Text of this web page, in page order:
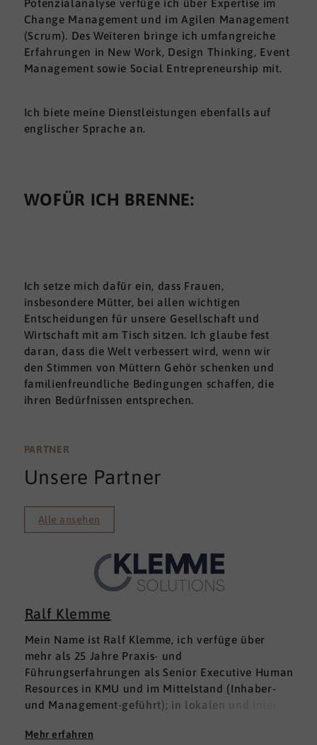
Potenzialanalyse verfüge ich über Expertise im
Change Management und im Agilen Management
(Scrum). Des Weiteren bringe ich umfangreiche
Erfahrungen in New Work, Design Thinking, Event
Management sowie Social Entrepreneurship mit.
Ich biete meine Dienstleistungen ebenfalls auf
englischer Sprache an.
WOFÜR ICH BRENNE:
Ich setze mich dafür ein, dass Frauen,
insbesondere Mütter, bei allen wichtigen
Entscheidungen für unsere Gesellschaft und
Wirtschaft mit am Tisch sitzen. Ich glaube fest
daran, dass die Welt verbessert wird, wenn wir
den Stimmen von Müttern Gehör schenken und
familienfreundliche Bedingungen schaffen, die
ihren Bedürfnissen entsprechen.
PARTNER
Unsere Partner
Alle ansehen
Ralf Klemme
Mein Name ist Ralf Klemme, ich verfüge über
mehr als 25 Jahre Praxis- und
Führungserfahrungen als Senior Executive Human
Resources in KMU und im Mittelstand (Inhaber-
und Management-geführt); in lokalen und inter­
Erfahrungen fußen auf der Grundlage einer
Mehr erfahren